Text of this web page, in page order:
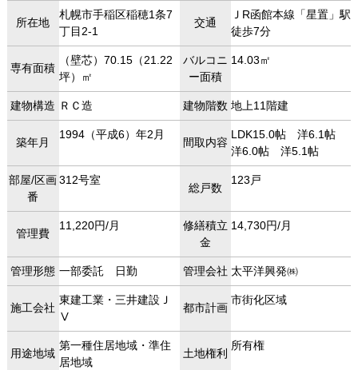
所在地
札幌市手稲区稲穂1条7
丁目2-1
交通
ＪR函館本線「星置」駅
徒歩7分
専有面積
（壁芯）70.15（21.22
坪）㎡
バルコニ
ー面積
14.03㎡
建物構造 ＲＣ造 建物階数 地上11階建
築年月
1994（平成6）年2月
間取内容
LDK15.0帖 洋6.1帖
洋6.0帖 洋5.1帖
部屋/区画
番
312号室
総戸数
123戸
管理費
11,220円/月
修繕積立
金
14,730円/月
管理形態 一部委託 日勤 管理会社 太平洋興発㈱
施工会社
東建工業・三井建設Ｊ
Ⅴ
都市計画
市街化区域
用途地域
第一種住居地域・準住
居地域
土地権利
所有権